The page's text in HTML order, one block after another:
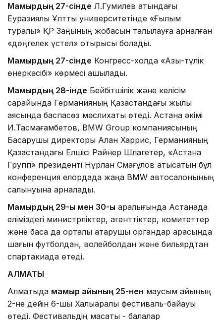
Мамырдың 27-сінде Л.Гумилев атындағы
Еуразиялық Ұлттық университетінде «Ғылым
туралы» ҚР Заңының жобасын талқылауға арналған
«дөңгелек үстел» отырысы болады.
Мамырдың 27-сінде Конгресс-холда «Азық-түлік
өнеркәсібі» көрмесі ашылады.
Мамырдың 28-інде Бейбітшілік және келісім
сарайында Германияның Қазақстандағы жылы
аясында баспасөз мәслихаты өтеді. Астана әкімі
И.Тасмағамбетов, BMW Group компаниясының
Басқарушы директоры Алан Харрис, Германияның
Қазақстандағы Елшісі Райнер Шлагетер, «Астана
Групп» президенті Нұрлан Смағұлов қатысатын бұл
конференция елордада жаңа BMW автосалонының
салынуына арналады.
Мамырдың 29-ы мен 30-ы аралығында Астанада
еліміздегі министрліктер, агенттіктер, комитеттер
және басқа да орталық атқарушы органдар арасында
шағын футболдан, волейболдан және бильярдтан
спартакиада өтеді.
АЛМАТЫ
Алматыда мамыр айының 25-нен маусым айының
2-не дейін 6-шы Халықаралық фестиваль-байқауы
өтеді. Фестивальдің мақсаты - балалар